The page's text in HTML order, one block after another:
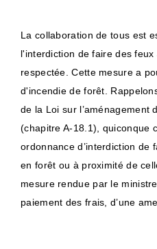
La collaboration de tous est
l'interdiction de faire des
respectée. Cette mesure a
d'incendie de forêt.
de la Loi sur l’aménagement
(chapitre A-18.1), quiconque
ordonnance d’interdiction de
en forêt ou à proximité de
mesure rendue par le
paiement des frais, d’une